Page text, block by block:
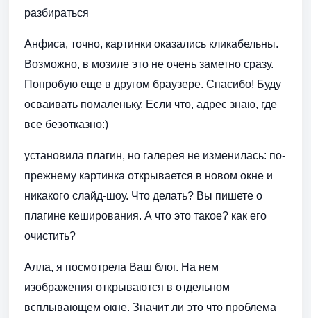
разбираться
Анфиса, точно, картинки оказались кликабельны.
Возможно, в мозиле это не очень заметно сразу.
Попробую еще в другом браузере. Спасибо! Буду
осваивать помаленьку. Если что, адрес знаю, где
все безотказно:)
установила плагин, но галерея не изменилась: по-
прежнему картинка открывается в новом окне и
никакого слайд-шоу. Что делать? Вы пишете о
плагине кеширования. А что это такое? как его
очистить?
Алла, я посмотрела Ваш блог. На нем
изображения открываются в отдельном
всплывающем окне. Значит ли это что проблема